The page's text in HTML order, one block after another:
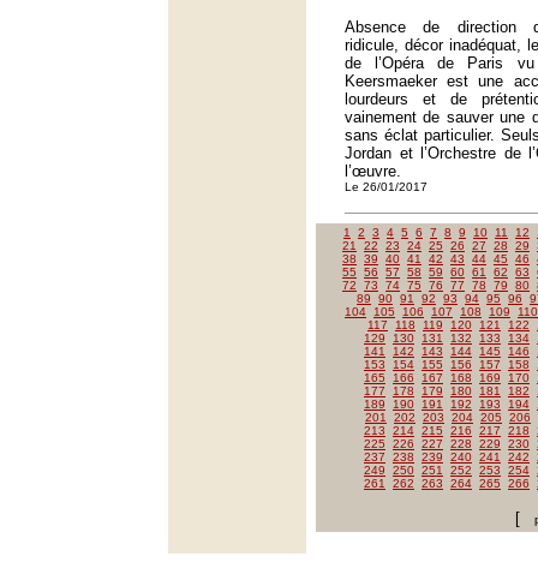
Absence de direction
ridicule, décor inadéquat,
de l’Opéra de Paris
Keersmaeker est une
lourdeurs et de
vainement de sauver une
sans éclat particulier.
Jordan et l’Orchestre de
l’œuvre.
Le 26/01/2017
1 2 3 4 5 6 7 8 9 10 11 12
21
22 23 24 25 26 27 28 29
38
39 40 41 42 43 44 45 46
55
56 57 58 59 60 61 62 63
72
73 74 75 76 77 78 79 80
89
90 91 92 93 94 95 96
104
105 106 107 108 109
110
117
118 119 120 121 122
129
130 131 132 133 134
141
142 143 144 145 146
153
154 155 156 157 158
165
166 167 168 169 170
177
178 179 180 181 182
189
190 191 192 193 194
201
202 203 204 205
206
213
214 215 216 217 218
225
226 227 228 229 230
237
238 239 240 241 242
249
250 251 252 253 254
261
262 263 264 265 266
[